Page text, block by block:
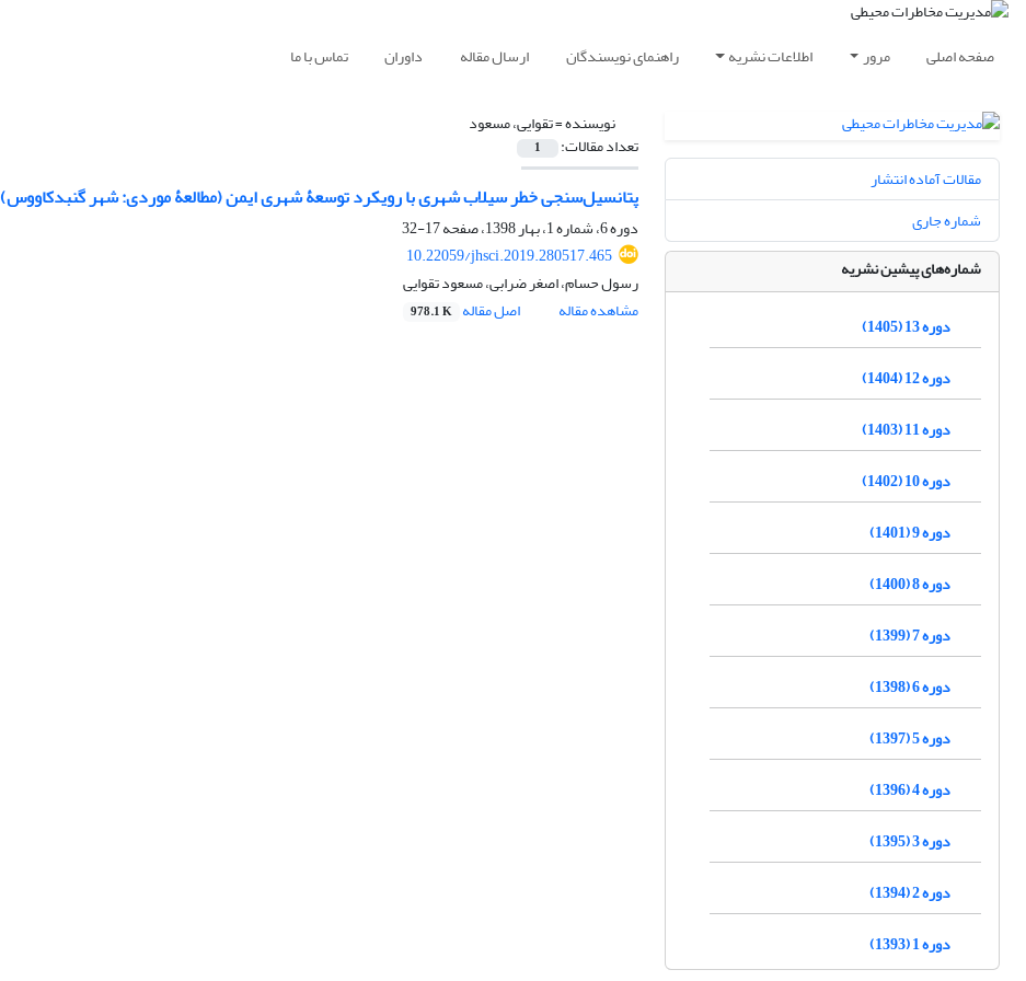
صفحه اصلی مرور اطلاعات نشریه راهنمای نویسندگان ارسال مقاله داوران تماس با ما
نویسنده =تقوایی، مسعود
تعداد مقالات: 1
پتانسیل‌سنجی خطر سیلاب شهری با رویکرد توسعۀ شهری ایمن (مطالعۀ موردی: شهر گنبد‌کاووس)
دوره 6، شماره 1، بهار 1398، صفحه
17-32
10.22059/jhsci.2019.280517.465
رسول حسام، اصغر ضرابی، مسعود تقوایی
مشاهده مقاله
اصل مقاله 978.1 K
مقالات آماده انتشار
شماره جاری
شماره‌های پیشین نشریه
دوره 13 (1405)
دوره 12 (1404)
دوره 11 (1403)
دوره 10 (1402)
دوره 9 (1401)
دوره 8 (1400)
دوره 7 (1399)
دوره 6 (1398)
دوره 5 (1397)
دوره 4 (1396)
دوره 3 (1395)
دوره 2 (1394)
دوره 1 (1393)